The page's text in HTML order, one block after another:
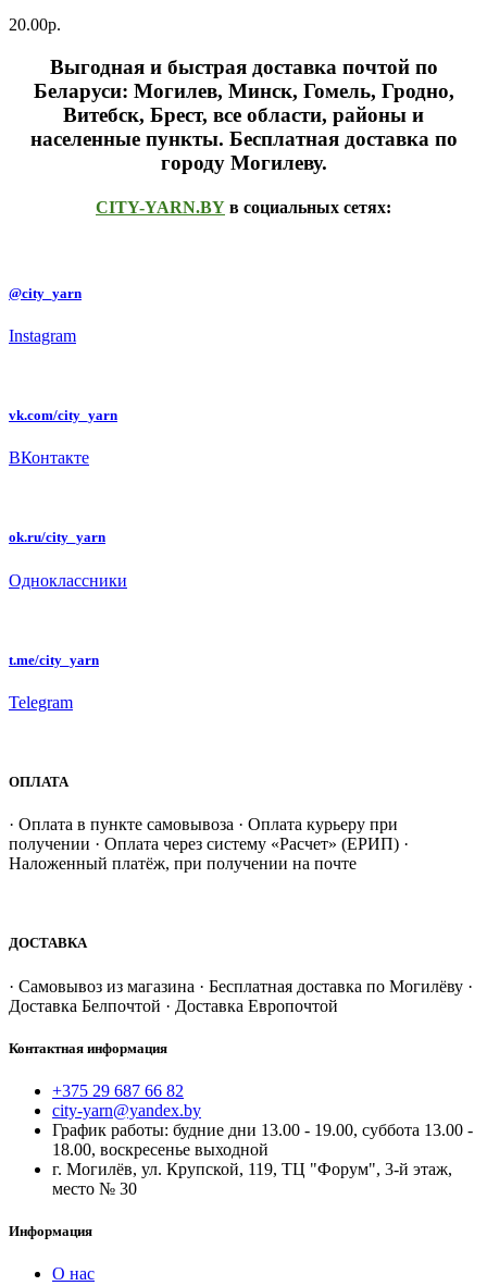
20.00р.
Выгодная и быстрая доставка почтой по
Беларуси: Могилев, Минск, Гомель, Гродно,
Витебск, Брест, все области, районы и
населенные пункты. Бесплатная доставка по
городу Могилеву.
CITY-YARN.BY в социальных сетях:
@city_yarn
Instagram
vk.com/city_yarn
ВКонтакте
ok.ru/city_yarn
Одноклассники
t.me/city_yarn
Telegram
ОПЛАТА
· Оплата в пункте самовывоза · Оплата курьеру при
получении · Оплата через систему «Расчет» (ЕРИП) ·
Наложенный платёж, при получении на почте
ДОСТАВКА
· Самовывоз из магазина · Бесплатная доставка по Могилёву ·
Доставка Белпочтой · Доставка Европочтой
Контактная информация
+375 29 687 66 82
city-yarn@yandex.by
График работы: будние дни 13.00 - 19.00, суббота 13.00 -
18.00, воскресенье выходной
г. Могилёв, ул. Крупской, 119, ТЦ "Форум", 3-й этаж,
место № 30
Информация
О нас